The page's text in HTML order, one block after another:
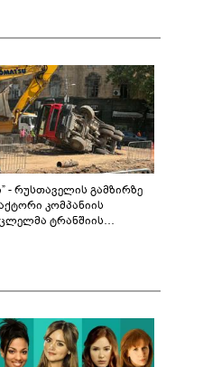
დიდ პა­ტი­ვის­ცე­
ვიყავით. ლანას
- რას წერს
თოლორაია სოციალურ
განცხადებას
გავათენე, “ფეისბუქში”
გავიგე, რომ..."
- რუსთაველის გამზირზე
კომპანიის
ტრანშიის